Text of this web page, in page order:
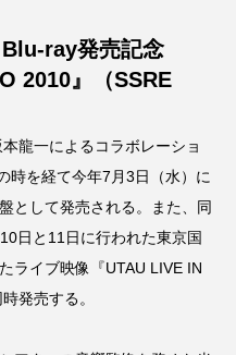
ージカル映画
・フォレスト
ニャ 中田裕二
堀込泰行
Blu-ray発売記念
2010』（SSRE
龍一によるコラボレーショ
時を経て今年7月3日（水）に
として発売される。また、同
日と11日に行われた東京国
ライブ映像『UTAU LIVE IN
発売する。